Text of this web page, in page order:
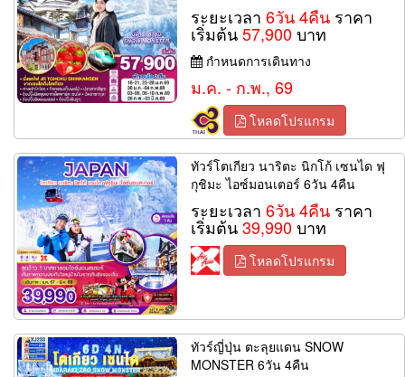
ระยะเวลา6วัน 4คืน ราคา
เริ่มต้น57,900บาท
กำหนดการเดินทาง
ม.ค. - ก.พ., 69
โหลดโปรแกรม
ทัวร์โตเกียว นาริตะ นิกโก้ เซนได ฟุ
กุชิมะ ไอซ์มอนเตอร์ 6วัน 4คืน
ระยะเวลา6วัน 4คืน ราคา
เริ่มต้น39,990บาท
โหลดโปรแกรม
ทัวร์ญี่ปุ่น ตะลุยแดน SNOW
MONSTER 6วัน 4คืน